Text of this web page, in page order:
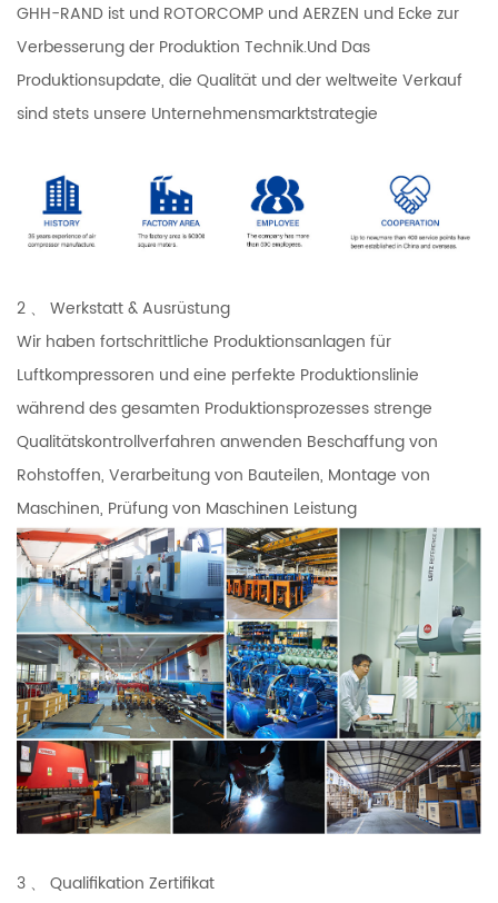
GHH-RAND ist und ROTORCOMP und AERZEN und Ecke zur
Verbesserung der Produktion Technik.Und Das
Produktionsupdate, die Qualität und der weltweite Verkauf
sind stets unsere Unternehmensmarktstrategie
2 、 Werkstatt & Ausrüstung
Wir haben fortschrittliche Produktionsanlagen für
Luftkompressoren und eine perfekte Produktionslinie
während des gesamten Produktionsprozesses strenge
Qualitätskontrollverfahren anwenden Beschaffung von
Rohstoffen, Verarbeitung von Bauteilen, Montage von
Maschinen, Prüfung von Maschinen Leistung
3 、 Qualifikation Zertifikat